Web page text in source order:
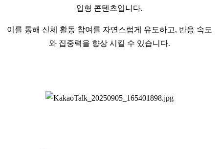
입형 콘텐츠입니다.
이를 통해 신체 활동 참여를 자연스럽게 유도하고, 반응 속도
와 집중력을 향상 시킬 수 있습니다.